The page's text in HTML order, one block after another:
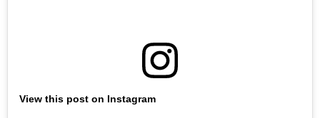
View this post on Instagram